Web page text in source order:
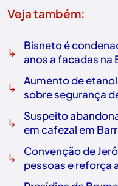
Veja também:
↳
Bisneto é
anos a facadas na
↳
Aumento de
sobre segurança
↳
Suspeito
em cafezal em
↳
Convenção de
pessoas e reforça